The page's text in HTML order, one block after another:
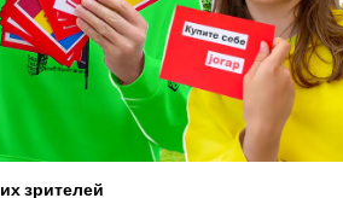
зрителей